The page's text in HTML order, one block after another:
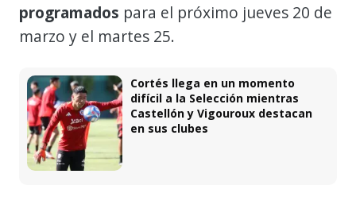
programados para el próximo jueves 20 de
marzo y el martes 25.
Cortés llega en un momento
difícil a la Selección mientras
Castellón y Vigouroux destacan
en sus clubes